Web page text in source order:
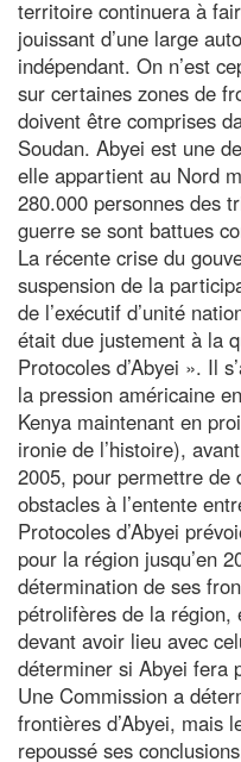
territoire continuera à
jouissant d’une large
indépendant. On n’est
sur certaines zones de
doivent être comprises
Soudan. Abyei est une
elle appartient au Nord
280.000 personnes des
guerre se sont battues
La récente crise du
suspension de la
de l’exécutif d’unité
était due justement à la
Protocoles d’Abyei ». Il
la pression américaine
Kenya maintenant en
ironie de l’histoire),
2005, pour permettre de
obstacles à l’entente
Protocoles d’Abyei
pour la région jusqu’en
détermination de ses
pétrolifères de la région,
devant avoir lieu avec
déterminer si Abyei fera
Une Commission a
frontières d’Abyei, mais
repoussé ses